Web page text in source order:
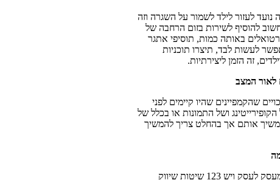
לעזור לילד לשמור על השגרה וזה
להוסיף לשירות בזום הרחבה של
באותה כמות, תוסיפי אתגר
לעשות לבד, תיצרו תוכניות
זה הזמן ליצירתיות.
לאור המצב
שהקמפיינים שהיו קיימים לפני
ושל התמונות או בכלל של
אותם אך בהחלט צריך להמשיך
תשובה: צורות השיווק והיעילות שלהם משתנות מעסק לעסק ויש 123 שיטות שיווק